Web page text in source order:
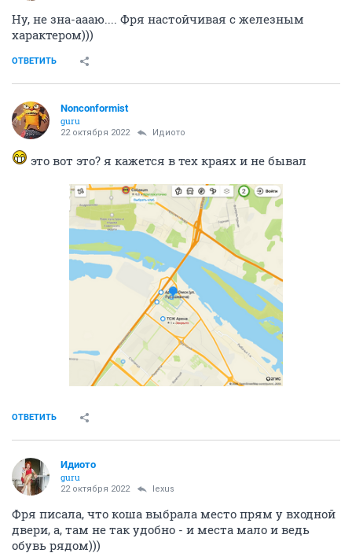
Ну, не зна-аааю.... Фря настойчивая с железным
характером)))
ОТВЕТИТЬ
Nonconformist
guru
22 октября 2022 Идиото
это вот это? я кажется в тех краях и не бывал
ОТВЕТИТЬ
Идиото
guru
22 октября 2022 lexus
Фря писала, что коша выбрала место прям у входной
двери, а, там не так удобно - и места мало и ведь
обувь рядом)))